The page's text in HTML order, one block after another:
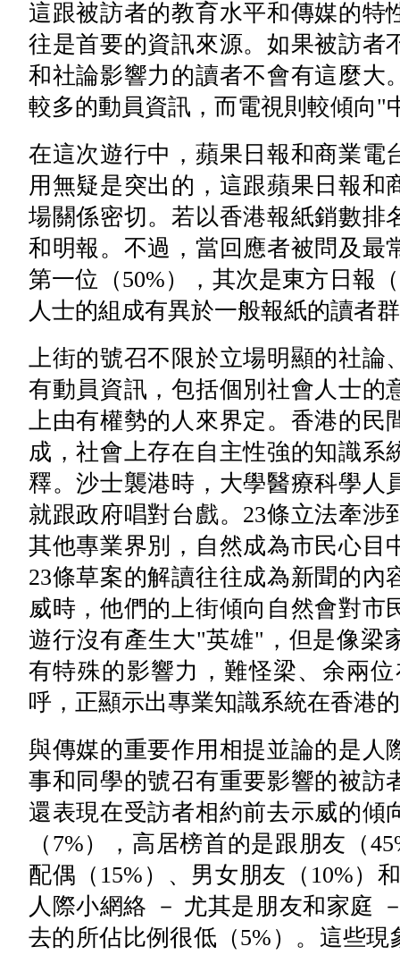
這跟被訪者的教育水平和傳媒的特
往是首要的資訊來源。如果被訪者
和社論影響力的讀者不會有這麼大
較多的動員資訊，而電視則較傾向"
在這次遊行中，蘋果日報和商業電
用無疑是突出的，這跟蘋果日報和
場關係密切。若以香港報紙銷數排
和明報。不過，當回應者被問及最
第一位（50%），其次是東方日報
人士的組成有異於一般報紙的讀者
上街的號召不限於立場明顯的社論
有動員資訊，包括個別社會人士的
上由有權勢的人來界定。香港的民
成，社會上存在自主性強的知識系
釋。沙士襲港時，大學醫療科學人
就跟政府唱對台戲。23條立法牽
其他專業界別，自然成為市民心目
23條草案的解讀往往成為新聞的
威時，他們的上街傾向自然會對市
遊行沒有產生大"英雄"，但是像梁
有特殊的影響力，難怪梁、余兩
呼，正顯示出專業知識系統在香港
與傳媒的重要作用相提並論的是人
事和同學的號召有重要影響的被訪
還表現在受訪者相約前去示威的傾
（7%），高居榜首的是跟朋友（
配偶（15%）、男女朋友（10%）
人際小網絡 － 尤其是朋友和家庭
去的所佔比例很低（5%）。這些